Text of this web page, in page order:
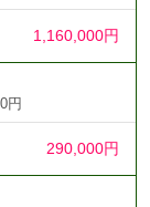
1,160,000円
円
290,000円